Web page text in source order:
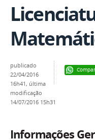
publicado
22/04/2016
16h41, última
modificação
14/07/2016 15h31
Informações